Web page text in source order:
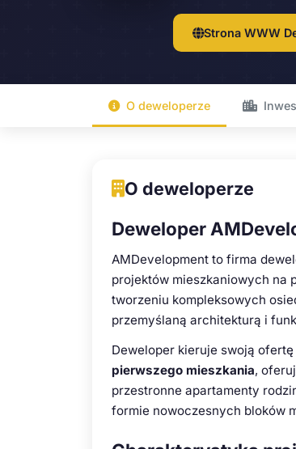
Strona WWW
O deweloperze
O deweloperze
Deweloper
AMDevelopment to firma
projektów mieszkaniowych na
tworzeniu kompleksowych
przemyślaną architekturą i
Deweloper kieruje swoją ofertę
pierwszego mieszkania,
przestronne apartamenty
formie nowoczesnych bloków